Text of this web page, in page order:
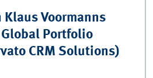
Klaus Voormanns
Portfolio
CRM Solutions)